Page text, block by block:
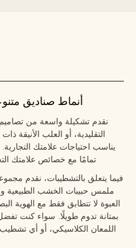
أنماط صناديق
نقدم تشكيلة واسعة من
التقليدية، أو العلب الأنيقة
يناسب احتياجات علامتك
تمامًا مع خصائص علامتك
فيما يتعلق بالتشطيبات، نقدم
ملمس حبيبات الخشب الطبيعية
العبوة لا تتطابق فقط مع الهوية
بمتانة تدوم طويلًا. سواء كنت
اللمعان الكلاسيكي، أو أي